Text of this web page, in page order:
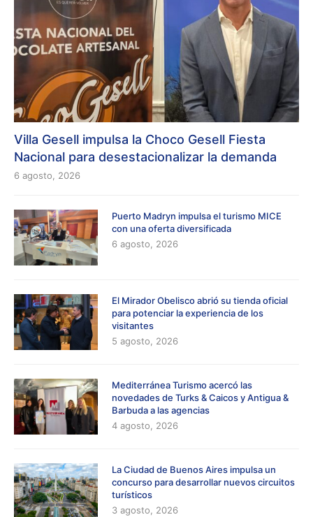
Villa Gesell impulsa la Choco Gesell Fiesta
Nacional para desestacionalizar la demanda
6 agosto, 2026
Puerto Madryn impulsa el turismo MICE
con una oferta diversificada
6 agosto, 2026
El Mirador Obelisco abrió su tienda oficial
para potenciar la experiencia de los
visitantes
5 agosto, 2026
Mediterránea Turismo acercó las
novedades de Turks & Caicos y Antigua &
Barbuda a las agencias
4 agosto, 2026
La Ciudad de Buenos Aires impulsa un
concurso para desarrollar nuevos circuitos
turísticos
3 agosto, 2026